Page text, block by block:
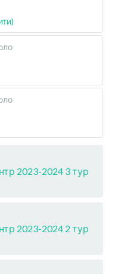
2023-2024 3 тур
2023-2024 2 тур